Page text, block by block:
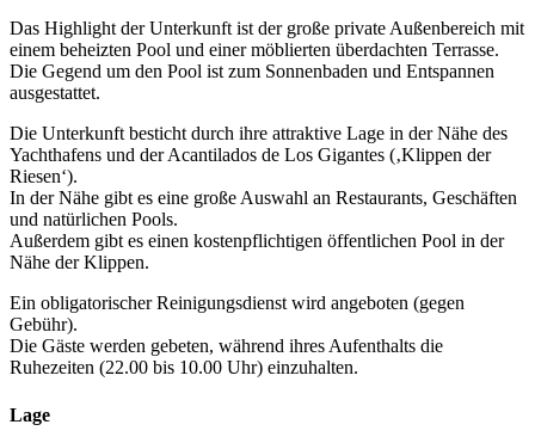
Das Highlight der Unterkunft ist der große private Außenbereich mit
einem beheizten Pool und einer möblierten überdachten Terrasse.
Die Gegend um den Pool ist zum Sonnenbaden und Entspannen
ausgestattet.
Die Unterkunft besticht durch ihre attraktive Lage in der Nähe des
Yachthafens und der Acantilados de Los Gigantes (‚Klippen der
Riesen‘).
In der Nähe gibt es eine große Auswahl an Restaurants, Geschäften
und natürlichen Pools.
Außerdem gibt es einen kostenpflichtigen öffentlichen Pool in der
Nähe der Klippen.
Ein obligatorischer Reinigungsdienst wird angeboten (gegen
Gebühr).
Die Gäste werden gebeten, während ihres Aufenthalts die
Ruhezeiten (22.00 bis 10.00 Uhr) einzuhalten.
Lage